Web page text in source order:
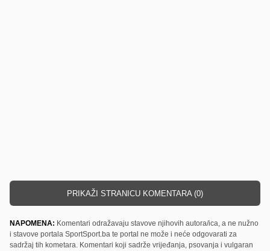
PRIKAŽI STRANICU KOMENTARA (0)
NAPOMENA: Komentari odražavaju stavove njihovih autora/ica, a ne nužno
i stavove portala SportSport.ba te portal ne može i neće odgovarati za
sadržaj tih kometara. Komentari koji sadrže vrijeđanja, psovanja i vulgaran